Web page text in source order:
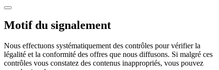
Motif du signalement
Nous effectuons systématiquement des contrôles pour vérifier la
légalité et la conformité des offres que nous diffusons. Si malgré ces
contrôles vous constatez des contenus inappropriés, vous pouvez